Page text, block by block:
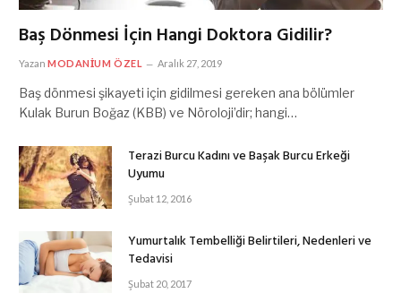
Baş Dönmesi İçin Hangi Doktora Gidilir?
Yazan MODANIUM ÖZEL Aralık 27, 2019
Baş dönmesi şikayeti için gidilmesi gereken ana bölümler
Kulak Burun Boğaz (KBB) ve Nöroloji’dir; hangi…
Terazi Burcu Kadını ve Başak Burcu Erkeği
Uyumu
Şubat 12, 2016
Yumurtalık Tembelliği Belirtileri, Nedenleri ve
Tedavisi
Şubat 20, 2017